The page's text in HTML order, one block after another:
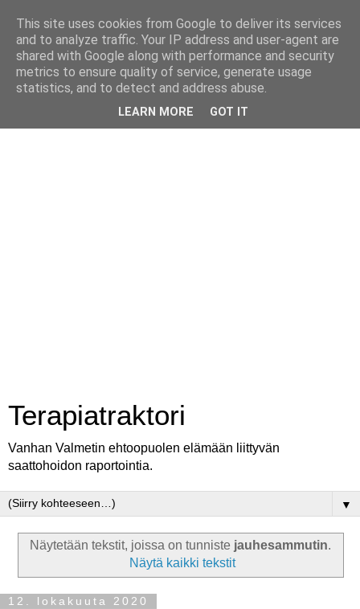
Terapiatraktori
Vanhan Valmetin ehtoopuolen elämään liittyvän
saattohoidon raportointia.
▼
Näytetään tekstit, joissa on tunniste jauhesammutin.
Näytä kaikki tekstit
12. lokakuuta 2020
This site uses cookies from Google to deliver its services
and to analyze traffic. Your IP address and user-agent are
shared with Google along with performance and security
metrics to ensure quality of service, generate usage
statistics, and to detect and address abuse.
LEARN MORE GOT IT